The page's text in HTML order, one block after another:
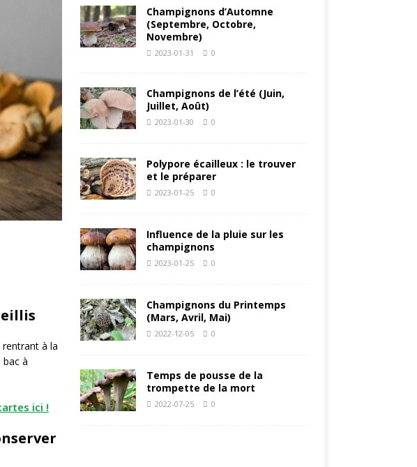
rentrant à la
à
ici !
Champignons d’Automne
(Septembre, Octobre,
Novembre)
2023-01-31 0
Champignons de l’été (Juin,
Juillet, Août)
2023-01-30 0
Polypore écailleux : le trouver
et le préparer
2023-01-25 0
Influence de la pluie sur les
champignons
2023-01-25 0
Champignons du Printemps
(Mars, Avril, Mai)
2022-12-05 0
Temps de pousse de la
trompette de la mort
2022-07-25 0